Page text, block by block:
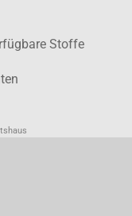
Stoffe